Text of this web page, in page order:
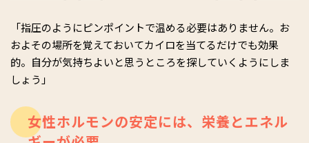
「指圧のようにピンポイントで温める必要はありません。お
およその場所を覚えておいてカイロを当てるだけでも効果
的。自分が気持ちよいと思うところを探していくようにしま
しょう」
女性ホルモンの安定には、栄養とエネル